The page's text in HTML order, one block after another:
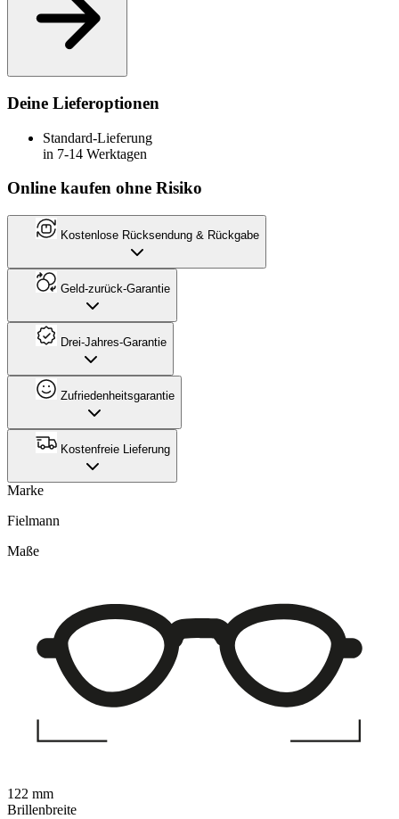
Deine Lieferoptionen
Standard-Lieferung
in 7-14 Werktagen
Online kaufen ohne Risiko
Kostenlose Rücksendung & Rückgabe
Geld-zurück-Garantie
Drei-Jahres-Garantie
Zufriedenheitsgarantie
Kostenfreie Lieferung
Marke
Fielmann
Maße
122 mm
Brillenbreite